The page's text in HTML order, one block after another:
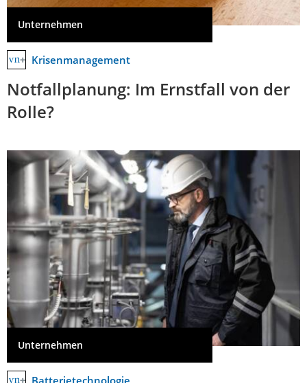
Unternehmen
Krisenmanagement
Notfallplanung: Im Ernstfall von der
Rolle?
Unternehmen